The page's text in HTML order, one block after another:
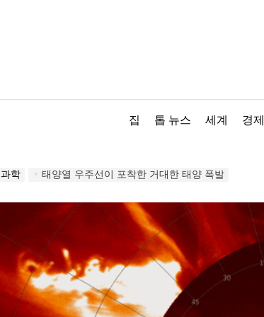
집
톱 뉴스 세계 경제
과학 태양열 우주선이 포착한 거대한 태양 폭발